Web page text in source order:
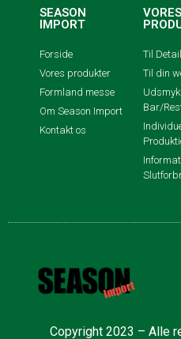
SEASON
IMPORT
Forside
Vores produkter
Formland messe
Om Season Import
Kontakt os
VORES
Til
Til din
Bar/
Copyright 2023 – Alle